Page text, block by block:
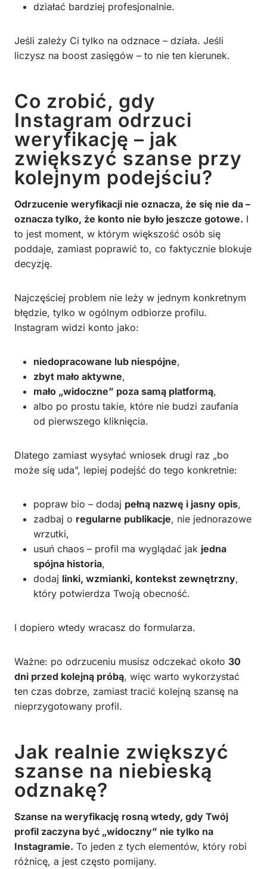
działać bardziej profesjonalnie.
Jeśli zależy Ci tylko na odznace – działa. Jeśli
liczysz na boost zasięgów – to nie ten kierunek.
Co zrobić, gdy
Instagram odrzuci
weryfikację – jak
zwiększyć szanse przy
kolejnym podejściu?
Odrzucenie weryfikacji nie oznacza, że się nie da –
oznacza tylko, że konto nie było jeszcze gotowe. I
to jest moment, w którym większość osób się
poddaje, zamiast poprawić to, co faktycznie blokuje
decyzję.
Najczęściej problem nie leży w jednym konkretnym
błędzie, tylko w ogólnym odbiorze profilu.
Instagram widzi konto jako:
niedopracowane lub niespójne,
zbyt mało aktywne,
mało „widoczne” poza samą platformą,
albo po prostu takie, które nie budzi zaufania
od pierwszego kliknięcia.
Dlatego zamiast wysyłać wniosek drugi raz „bo
może się uda”, lepiej podejść do tego konkretnie:
popraw bio – dodaj pełną nazwę i jasny opis,
zadbaj o regularne publikacje, nie jednorazowe
wrzutki,
usuń chaos – profil ma wyglądać jak jedna
spójna historia,
dodaj linki, wzmianki, kontekst zewnętrzny,
który potwierdza Twoją obecność.
I dopiero wtedy wracasz do formularza.
Ważne: po odrzuceniu musisz odczekać około 30
dni przed kolejną próbą, więc warto wykorzystać
ten czas dobrze, zamiast tracić kolejną szansę na
nieprzygotowany profil.
Jak realnie zwiększyć
szanse na niebieską
odznakę?
Szanse na weryfikację rosną wtedy, gdy Twój
profil zaczyna być „widoczny” nie tylko na
Instagramie. To jeden z tych elementów, który robi
różnicę, a jest często pomijany.